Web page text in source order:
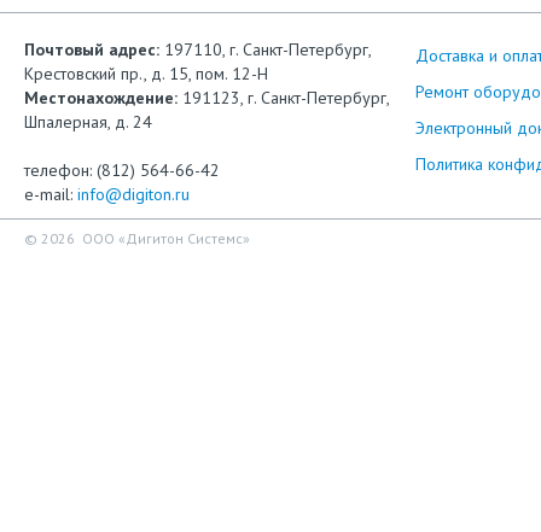
Почтовый адрес: 197110, г. Санкт-Петербург,
Крестовский пр., д. 15, пом. 12-Н
Местонахождение: 191123, г. Санкт-Петербург,
Шпалерная, д. 24
телефон: (812) 564-66-42
e-mail: info@digiton.ru
Доставка и
Ремонт
Электронный
Политика
© 2026 ООО «Дигитон Системс»